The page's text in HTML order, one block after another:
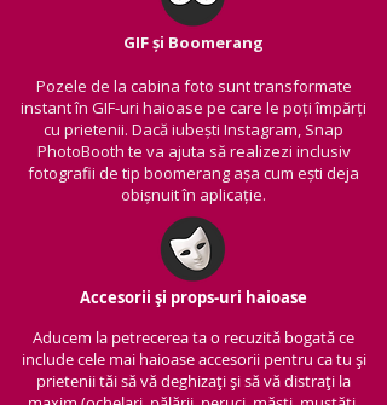
GIF și Boomerang
Pozele de la cabina foto sunt transformate
instant în GIF-uri haioase pe care le poți împărți
cu prietenii. Dacă iubești Instagram, Snap
PhotoBooth te va ajuta să realizezi inclusiv
fotografii de tip boomerang așa cum ești deja
obișnuit în aplicație.
Accesorii și props-uri haioase
Aducem la petrecerea ta o recuzită bogată ce
include cele mai haioase accesorii pentru ca tu și
prietenii tăi să vă deghizați și să vă distrați la